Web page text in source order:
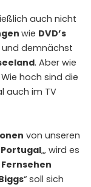
auch nicht
wie DVD’s
und demnächst
. Aber wie
Wie hoch sind die
auch im TV
von unseren
„, wird es
“ soll sich